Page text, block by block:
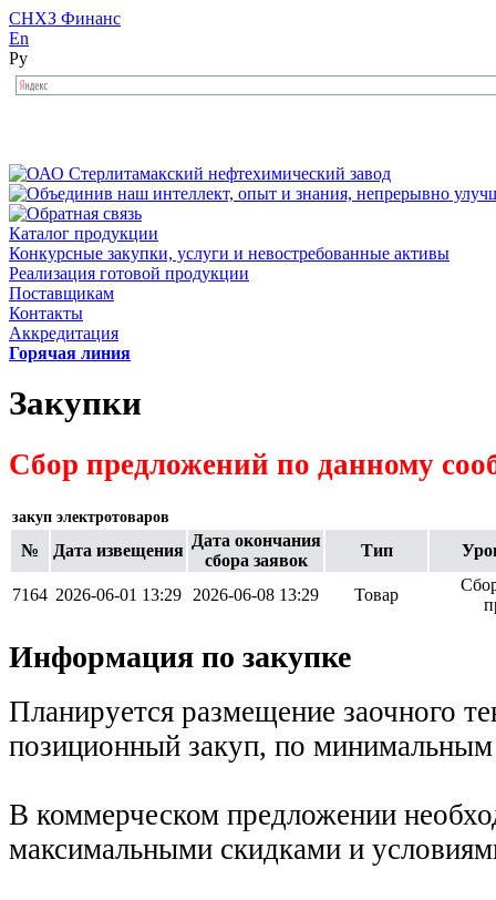
СНХЗ Финанс
En
Ру
Каталог продукции
Конкурсные закупки, услуги и невостребованные активы
Реализация готовой продукции
Поставщикам
Контакты
Аккредитация
Горячая линия
Закупки
Сбор предложений по данному
закуп электротоваров
№ Дата извещения
Дата окончания
сбора заявок
Тип
7164 2026-06-01 13:29 2026-06-08 13:29 Товар
Информация по закупке
Планируется размещение заочного
позиционный закуп, по
В коммерческом предложении
максимальными скидками и